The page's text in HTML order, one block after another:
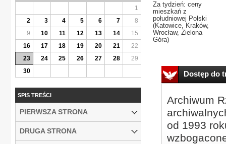
Za tydzień: ceny
mieszkań z
południowej Polski
(Katowice, Kraków,
Wrocław, Zielona
Góra)
Dostęp do
Archiwum
od 1993
1
2
3 4 5 6 7
8
9
10 11 12 13 14
15
16
17 18 19 20 21
22
23
24 25 26 27 28
29
30
SPIS TREŚCI
PIERWSZA STRONA
DRUGA STRONA